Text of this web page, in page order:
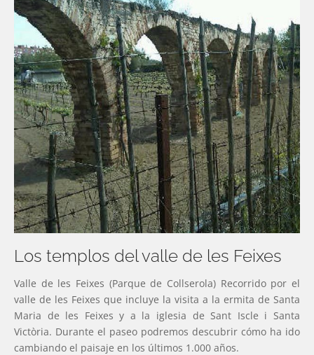
Los templos del valle de les Feixes
Valle de les Feixes (Parque de Collserola) Recorrido por el
valle de les Feixes que incluye la visita a la ermita de Santa
Maria de les Feixes y a la iglesia de Sant Iscle i Santa
Victòria. Durante el paseo podremos descubrir cómo ha ido
cambiando el paisaje en los últimos 1.000 años.